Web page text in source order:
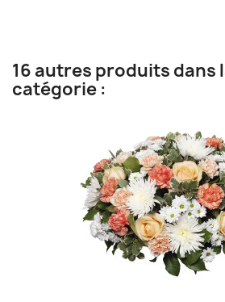
16 autres produits dans
catégorie :